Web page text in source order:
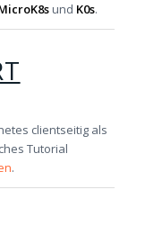
und K0s.
clientseitig als
Tutorial
.